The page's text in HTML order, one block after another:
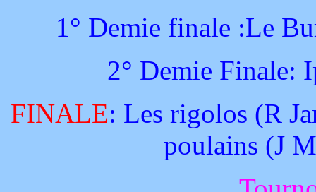
1° Demie finale :Le
2° Demie Finale:
FINALE: Les rigolos (R
poulains (J